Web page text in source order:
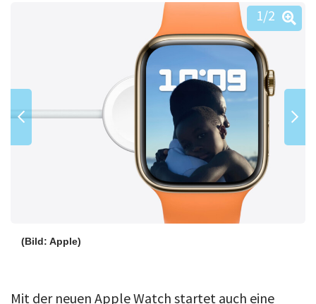
Anmelden
(Bild: Apple)
1/2
Mit der neuen Apple Watch startet auch eine